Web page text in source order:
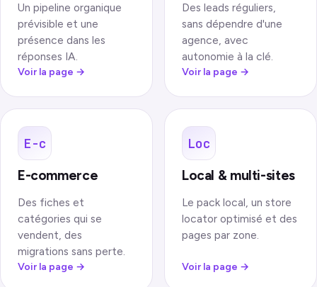
Un pipeline organique
prévisible et une
présence dans les
réponses IA.
Voir la page →
Des leads réguliers,
sans dépendre d'une
agence, avec
autonomie à la clé.
Voir la page →
E-c
E-commerce
Des fiches et
catégories qui se
vendent, des
migrations sans perte.
Voir la page →
Loc
Local & multi-sites
Le pack local, un store
locator optimisé et des
pages par zone.
Voir la page →